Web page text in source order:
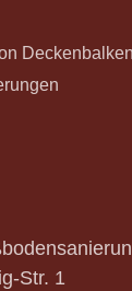
Deckenbalken
Str. 1